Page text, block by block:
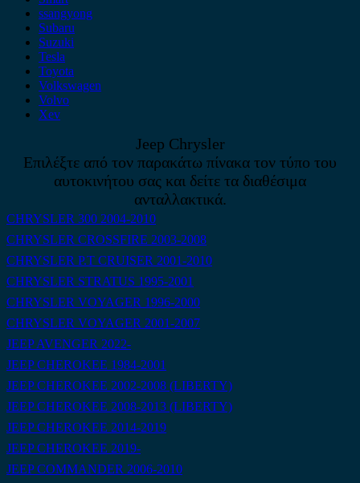
ssangyong
Subaru
Suzuki
Tesla
Toyota
Volkswagen
Volvo
Xev
Jeep Chrysler
Επιλέξτε από τον παρακάτω πίνακα τον τύπο του
αυτοκινήτου σας και δείτε τα διαθέσιμα
ανταλλακτικά.
CHRYSLER 300 2004-2010
CHRYSLER CROSSFIRE 2003-2008
CHRYSLER P.T CRUISER 2001-2010
CHRYSLER STRATUS 1995-2001
CHRYSLER VOYAGER 1996-2000
CHRYSLER VOYAGER 2001-2007
JEEP AVENGER 2022-
JEEP CHEROKEE 1984-2001
JEEP CHEROKEE 2002-2008 (LIBERTY)
JEEP CHEROKEE 2008-2013 (LIBERTY)
JEEP CHEROKEE 2014-2019
JEEP CHEROKEE 2019-
JEEP COMMANDER 2006-2010